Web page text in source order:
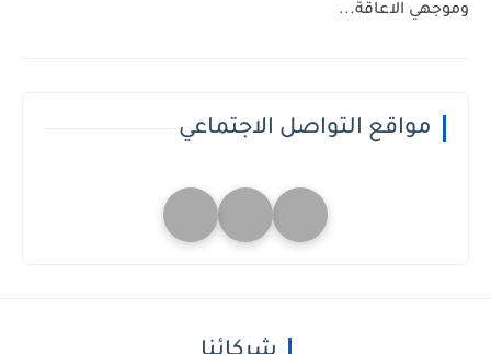
وموجهي الاعاقة...
مواقع التواصل الاجتماعي